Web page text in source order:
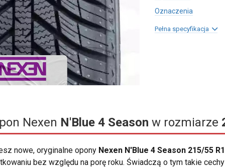
Oznaczenia
Pełna specyfikacja
Nexen N'Blue 4 Season w rozmiarze
nowe, oryginalne opony Nexen N'Blue 4 Season 215/55
bez względu na porę roku. Świadczą o tym takie